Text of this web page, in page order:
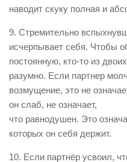
наводит скуку полная и
9. Стремительно
исчерпывает себя. Чтобы
постоянную, кто-то из
разумно. Если партнер
возмущение, это не
он слаб, не означает,
что равнодушен. Это
которых он себя держит.
10. Если партнёр усвоил,